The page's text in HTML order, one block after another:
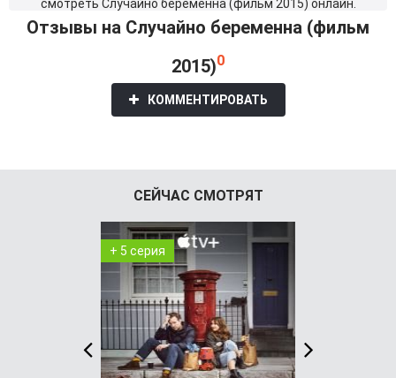
смотреть Случайно беременна (фильм 2015) онлайн.
Отзывы на Случайно беременна (фильм
2015)0
КОММЕНТИРОВАТЬ
СЕЙЧАС СМОТРЯТ
+ 5 серия